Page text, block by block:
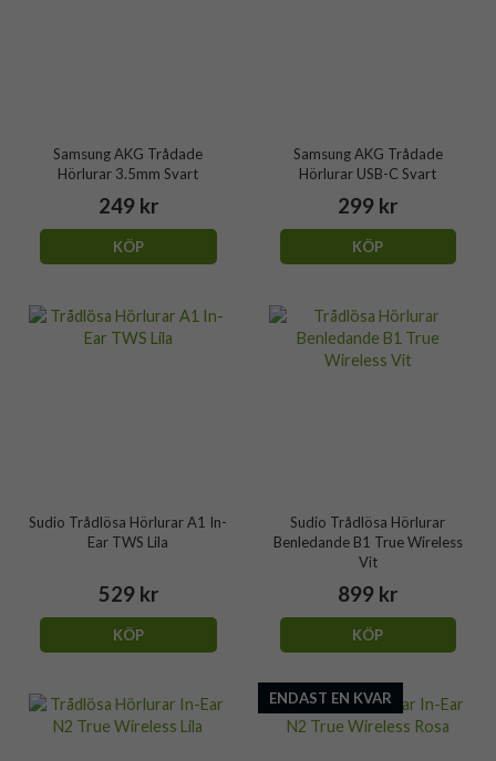
Samsung AKG Trådade
Hörlurar 3.5mm Svart
249 kr
KÖP
Samsung AKG Trådade
Hörlurar USB-C Svart
299 kr
KÖP
Sudio Trådlösa Hörlurar A1 In-
Ear TWS Lila
529 kr
KÖP
Sudio Trådlösa Hörlurar
Benledande B1 True Wireless
Vit
899 kr
KÖP
ENDAST EN KVAR